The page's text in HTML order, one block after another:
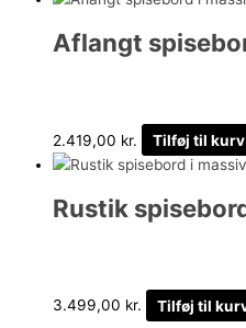
Aflangt
2.419,00 kr. Tilføj til kurv
Rustik
3.499,00 kr. Tilføj til